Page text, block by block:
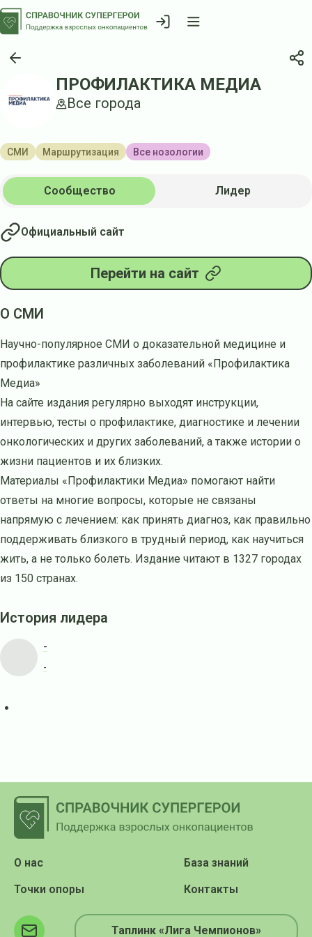
ПРОФИЛАКТИКА МЕДИА
Все города
СМИ Маршрутизация Все нозологии
Сообщество Лидер
Официальный сайт
Перейти на сайт
О СМИ
Научно-популярное СМИ о доказательной медицине и
профилактике различных заболеваний «Профилактика
Медиа»
На сайте издания регулярно выходят инструкции,
интервью, тесты о профилактике, диагностике и лечении
онкологических и других заболеваний, а также истории о
жизни пациентов и их близких.
Материалы «Профилактики Медиа» помогают найти
ответы на многие вопросы, которые не связаны
напрямую с лечением: как принять диагноз, как правильно
поддерживать близкого в трудный период, как научиться
жить, а не только болеть. Издание читают в 1327 городах
из 150 странах.
История лидера
-
-
О нас
База знаний
Точки опоры
Контакты
Таплинк «Лига Чемпионов»